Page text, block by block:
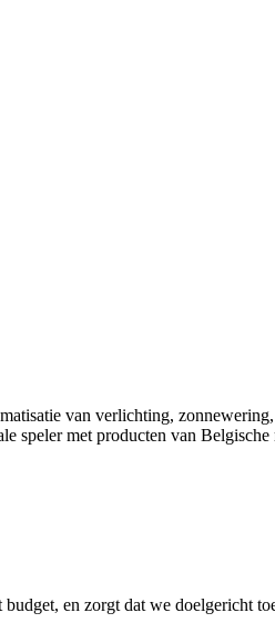
van verlichting,
speler met producten van Belgische
en zorgt dat we doelgericht